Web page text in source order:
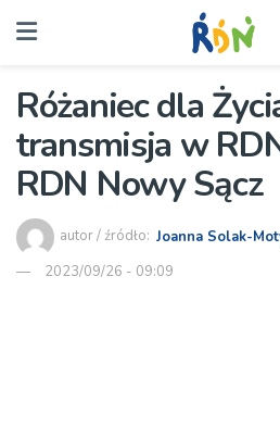
Różaniec dla
transmisja w
RDN Nowy Sącz
autor / źródło: Joanna Solak-
2023/09/26 - 09:09